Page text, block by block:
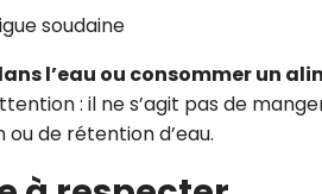
soudaine
l’eau ou consommer un
: il ne s’agit pas de
de rétention d’eau.